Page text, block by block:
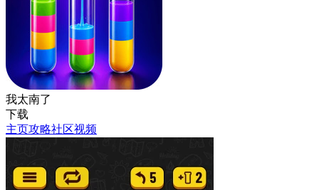
我太南了
下载
主页攻略社区视频